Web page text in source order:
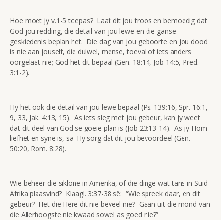
Hoe moet jy v.1-5 toepas? Laat dit jou troos en bemoedig dat
God jou redding, die detail van jou lewe en die ganse
geskiedenis beplan het. Die dag van jou geboorte en jou dood
is nie aan jouself, die duiwel, mense, toeval of iets anders
oorgelaat nie; God het dit bepaal (Gen. 18:14, Job 14:5, Pred.
3:1-2).
Hy het ook die detail van jou lewe bepaal (Ps. 139:16, Spr. 16:1,
9, 33, Jak. 4:13, 15). As iets sleg met jou gebeur, kan jy weet
dat dit deel van God se goeie plan is (Job 23:13-14). As jy Hom
liefhet en syne is, sal Hy sorg dat dit jou bevoordeel (Gen.
50:20, Rom. 8:28).
Wie beheer die siklone in Amerika, of die dinge wat tans in Suid-
Afrika plaasvind? Klaagl. 3:37-38 sê: “Wie spreek daar, en dit
gebeur? Het die Here dit nie beveel nie? Gaan uit die mond van
die Allerhoogste nie kwaad sowel as goed nie?”